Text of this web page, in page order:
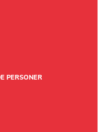
PERSONER